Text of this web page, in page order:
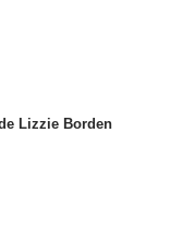
Lizzie Borden